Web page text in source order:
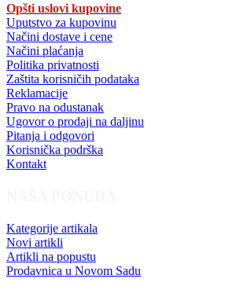
Opšti uslovi kupovine
Uputstvo za kupovinu
Načini dostave i cene
Načini plaćanja
Politika privatnosti
Zaštita korisničih podataka
Reklamacije
Pravo na odustanak
Ugovor o prodaji na daljinu
Pitanja i odgovori
Korisnička podrška
Kontakt
Kategorije artikala
Novi artikli
Artikli na popustu
Prodavnica u Novom Sadu